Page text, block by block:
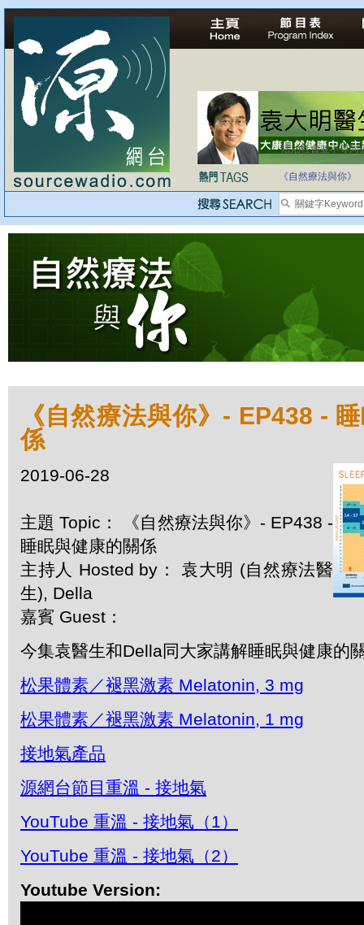
法治社會並不等同
自家教育合法化-
《自然療法與你》
《自然療法與你》- EP438 -
係
2019-06-28
主題 Topic： 《自然療法與你》- EP438 -
睡眠與健康的關係
主持人 Hosted by： 袁大明 (自然療法醫
生), Della
嘉賓 Guest：
今集袁醫生和Della同大家講解睡眠與健康的
松果體素／褪黑激素 Melatonin, 3 mg
松果體素／褪黑激素 Melatonin, 1 mg
接地氣產品
源網台節目重溫 - 接地氣
YouTube 重溫 - 接地氣（1）
YouTube 重溫 - 接地氣（2）
Youtube Version: